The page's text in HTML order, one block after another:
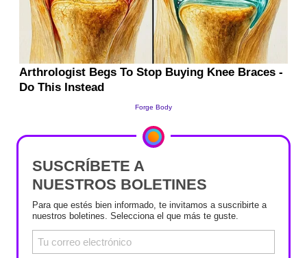
SUSCRÍBETE A
NUESTROS BOLETINES
Para que estés bien informado, te invitamos a suscribirte a
nuestros boletines. Selecciona el que más te guste.